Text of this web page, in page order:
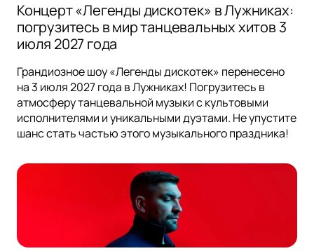
Концерт «Легенды дискотек» в Лужниках:
погрузитесь в мир танцевальных хитов 3
июля 2027 года
Грандиозное шоу «Легенды дискотек» перенесено
на 3 июля 2027 года в Лужниках! Погрузитесь в
атмосферу танцевальной музыки с культовыми
исполнителями и уникальными дуэтами. Не упустите
шанс стать частью этого музыкального праздника!